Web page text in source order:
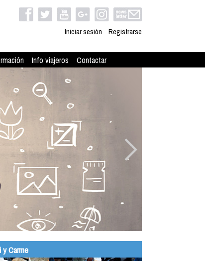
Iniciar sesión Registrarse
Info viajeros Contactar
y Carme